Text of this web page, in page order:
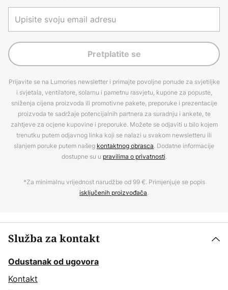
Pretplatite se
Prijavite se na Lumories newsletter i primajte povoljne ponude za svjetiljke
i svjetala, ventilatore, solarnu i pametnu rasvjetu, kupone za popuste,
sniženja cijena proizvoda ili promotivne pakete, preporuke i prezentacije
proizvoda te sadržaje potencijalnih partnera za suradnju i ankete, te
zahtjeve za ocjene kupovine i preporuke. Možete se odjaviti u bilo kojem
trenutku putem odjavnog linka koji se nalazi u svakom newsletteru ili
slanjem poruke putem našeg kontaktnog obrasca. Dodatne informacije
dostupne su u pravilima o privatnosti.
*Za minimalnu vrijednost narudžbe od 99 €. Primjenjuje se popis
isključenih proizvođača.
Služba za kontakt
Odustanak od ugovora
Kontakt